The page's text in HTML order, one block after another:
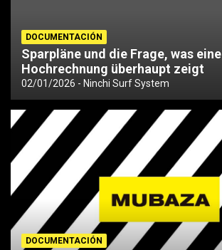
DOCUMENTACIÓN
Sparpläne und die Frage, was eine
Hochrechnung überhaupt zeigt
02/01/2026 Ninchi Surf System
DOCUMENTACIÓN